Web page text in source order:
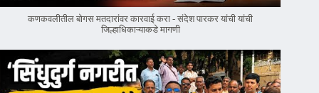
कणकवलीतील बोगस मतदारांवर‌ कारवाई करा - संदेश पारकर यांची यांची
जिल्हाधिकाऱ्याकडे मागणी